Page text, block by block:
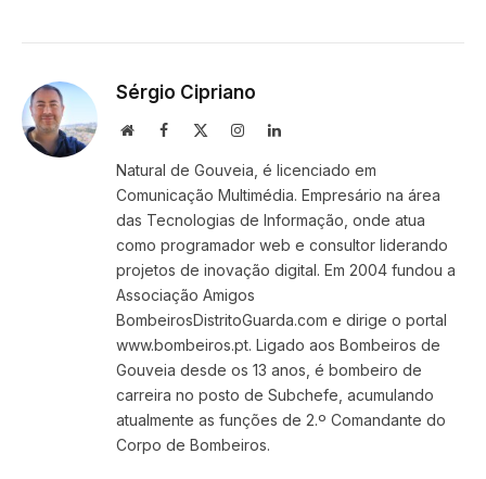
Sérgio Cipriano
WebsiteFacebook InstagramLinkedIn
Natural de Gouveia, é licenciado em
Comunicação Multimédia. Empresário na área
das Tecnologias de Informação, onde atua
como programador web e consultor liderando
projetos de inovação digital. Em 2004 fundou a
Associação Amigos
BombeirosDistritoGuarda.com e dirige o portal
www.bombeiros.pt. Ligado aos Bombeiros de
Gouveia desde os 13 anos, é bombeiro de
carreira no posto de Subchefe, acumulando
atualmente as funções de 2.º Comandante do
Corpo de Bombeiros.